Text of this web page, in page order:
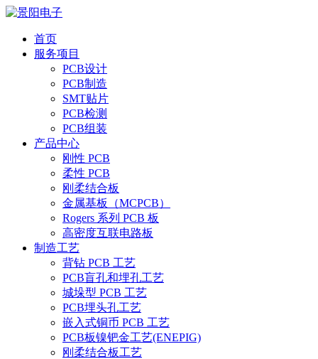
首页
服务项目
PCB设计
PCB制造
SMT贴片
PCB检测
PCB组装
产品中心
刚性 PCB
柔性 PCB
刚柔结合板
金属基板（MCPCB）
Rogers 系列 PCB 板
高密度互联电路板
制造工艺
背钻 PCB 工艺
PCB盲孔和埋孔工艺
城垛型 PCB 工艺
PCB埋头孔工艺
嵌入式铜币 PCB 工艺
PCB板镍钯金工艺(ENEPIG)
刚柔结合板工艺